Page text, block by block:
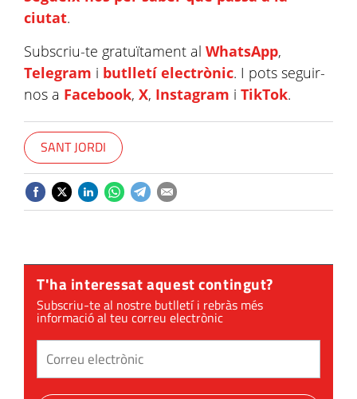
ciutat.
Subscriu-te gratuïtament al WhatsApp,
Telegram i butlletí electrònic. I pots seguir-
nos a Facebook, X, Instagram i TikTok.
SANT JORDI
T'ha interessat aquest contingut?
Subscriu-te al nostre butlletí i rebràs més
informació al teu correu electrònic